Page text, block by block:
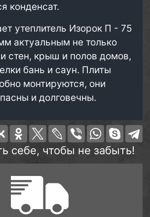
конденсат.
утеплитель Изорок П - 75
актуальным не только
стен, крыш и полов домов,
бань и саун. Плиты
монтируются, они
и долговечны.
себе, чтобы не забыть!